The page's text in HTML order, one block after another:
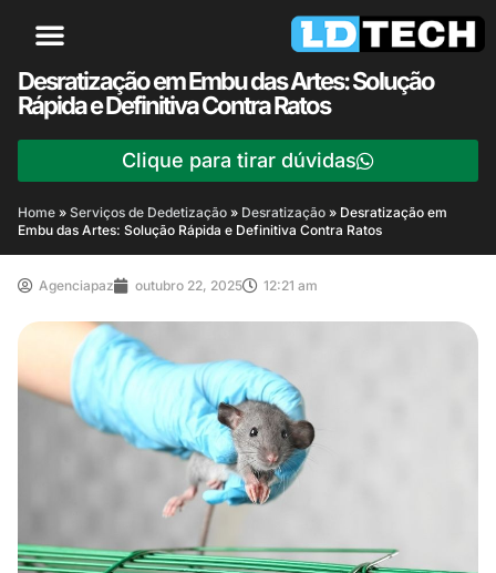
Desratização em Embu das Artes: Solução
Rápida e Definitiva Contra Ratos
Clique para tirar dúvidas
Home » Serviços de Dedetização » Desratização » Desratização em
Embu das Artes: Solução Rápida e Definitiva Contra Ratos
Agenciapaz outubro 22, 2025 12:21 am